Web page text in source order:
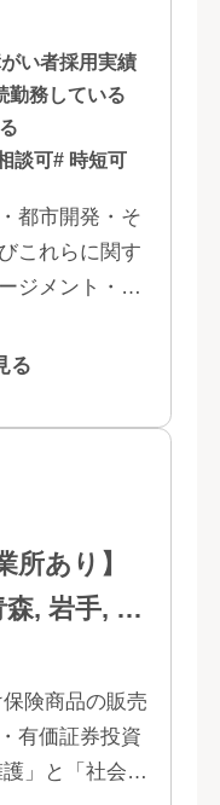
島, 香川,
い者採用実績
勤務している
談可# 時短可
都市開発・そ
これらに関す
ジメント・コ
る
所あり】
, 岩手, 秋
千葉, 埼
潟, 石川,
, 愛知, 静
都, 兵庫,
険商品の販売
有価証券投資
」と「社会へ